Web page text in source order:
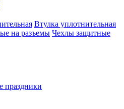
Втулка уплотнительная
Чехлы защитные
праздники